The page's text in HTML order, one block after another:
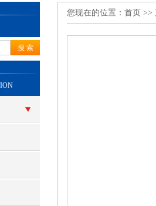
您现在的位置： 首页 >>